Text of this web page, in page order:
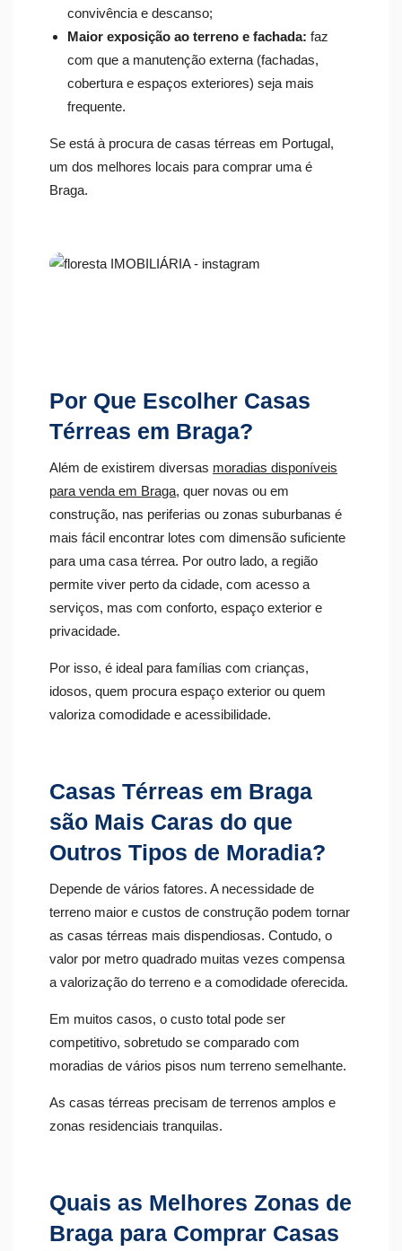
convivência e descanso;
Maior exposição ao terreno e fachada: faz
com que a manutenção externa (fachadas,
cobertura e espaços exteriores) seja mais
frequente.
Se está à procura de casas térreas em Portugal,
um dos melhores locais para comprar uma é
Braga.
Por Que Escolher Casas
Térreas em Braga?
Além de existirem diversas moradias disponíveis
para venda em Braga, quer novas ou em
construção, nas periferias ou zonas suburbanas é
mais fácil encontrar lotes com dimensão suficiente
para uma casa térrea. Por outro lado, a região
permite viver perto da cidade, com acesso a
serviços, mas com conforto, espaço exterior e
privacidade.
Por isso, é ideal para famílias com crianças,
idosos, quem procura espaço exterior ou quem
valoriza comodidade e acessibilidade.
Casas Térreas em Braga
são Mais Caras do que
Outros Tipos de Moradia?
Depende de vários fatores. A necessidade de
terreno maior e custos de construção podem tornar
as casas térreas mais dispendiosas. Contudo, o
valor por metro quadrado muitas vezes compensa
a valorização do terreno e a comodidade oferecida.
Em muitos casos, o custo total pode ser
competitivo, sobretudo se comparado com
moradias de vários pisos num terreno semelhante.
As casas térreas precisam de terrenos amplos e
zonas residenciais tranquilas.
Quais as Melhores Zonas de
Braga para Comprar Casas